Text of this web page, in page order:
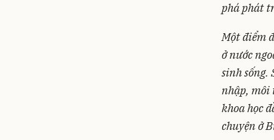
phá phát
Một điểm
ở nước
sinh sống.
nhập, môi
khoa học
chuyện ở